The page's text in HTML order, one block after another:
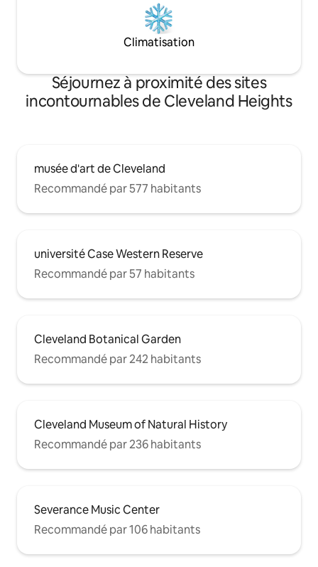
Climatisation
Séjournez à proximité des sites
incontournables de Cleveland Heights
musée d'art de Cleveland
Recommandé par 577 habitants
université Case Western Reserve
Recommandé par 57 habitants
Cleveland Botanical Garden
Recommandé par 242 habitants
Cleveland Museum of Natural History
Recommandé par 236 habitants
Severance Music Center
Recommandé par 106 habitants